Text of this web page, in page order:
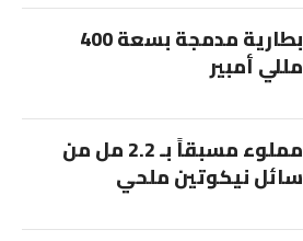
بطارية مدمجة بسعة 400
مللي أمبير
مملوء مسبقاً بـ 2.2 مل من
سائل نيكوتين ملحي